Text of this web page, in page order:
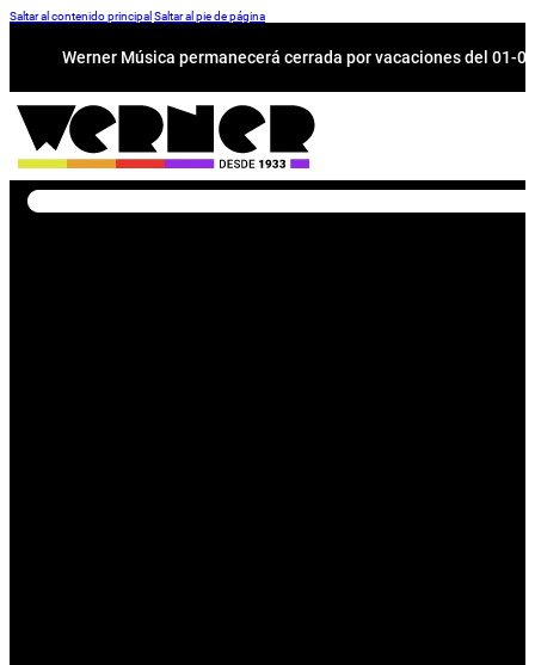
Saltar al contenido principal Saltar al pie de página
Werner Música permanecerá cerrada por vacaciones del 01-
Buscar